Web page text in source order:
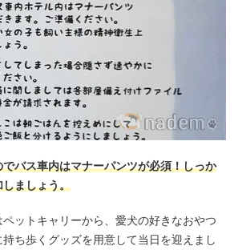
バス車内はマナーパンツが必須！しっか
ましょう。
ットキャリーから、愛犬の好きなおやつ
ち歩くグッズを用意して当日を迎えまし